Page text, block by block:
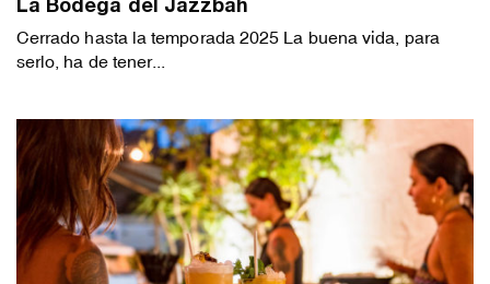
La Bodega del Jazzbah
Cerrado hasta la temporada 2025 La buena vida, para
serlo, ha de tener...